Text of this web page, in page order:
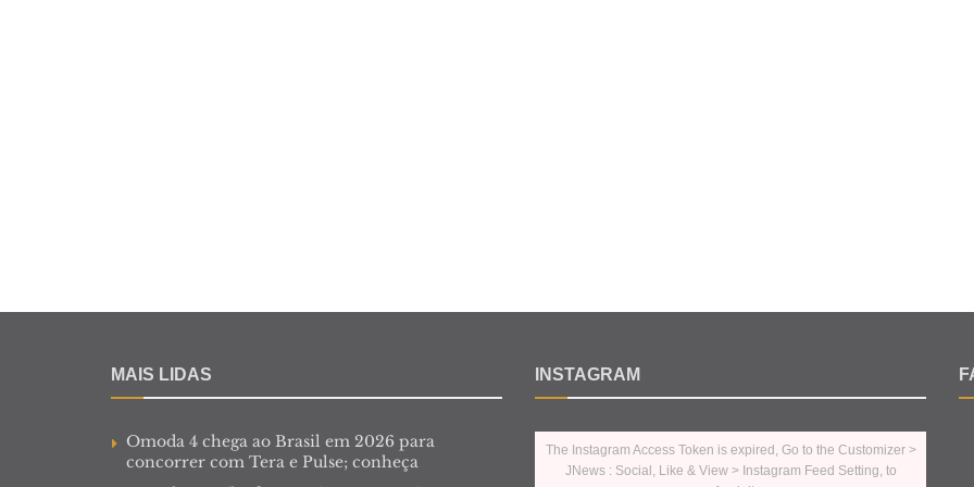
MAIS LIDAS
Omoda 4 chega ao Brasil em 2026 para
concorrer com Tera e Pulse; conheça
INSTAGRAM
The Instagram Access Token is expired, Go to the Customizer >
JNews : Social, Like & View > Instagram Feed Setting, to